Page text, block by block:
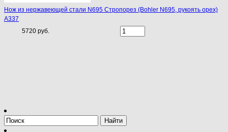
Нож из нержавеющей стали N695 Стропорез (Bohler N695, рукоять орех)
A337
5720 руб.